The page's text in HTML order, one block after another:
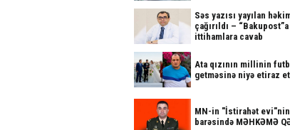
Səs yazısı yayılan
çağırıldı – “Bakupost”a
ittihamlara cavab
Ata qızının millinin
getməsinə niyə etiraz
MN-in "İstirahət
barəsində MƏHKƏMƏ